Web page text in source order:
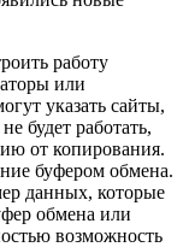
работу
или
указать сайты,
будет работать,
от копирования.
буфером обмена.
данных, которые
обмена или
возможность